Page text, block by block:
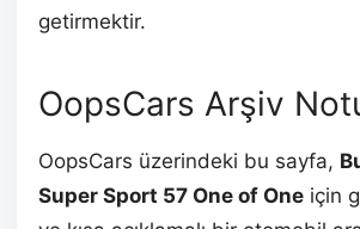
getirmektir.
OopsCars Arşiv
OopsCars üzerindeki bu sayfa,
Super Sport 57 One of One için